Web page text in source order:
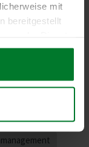
mit
bereitgestellt